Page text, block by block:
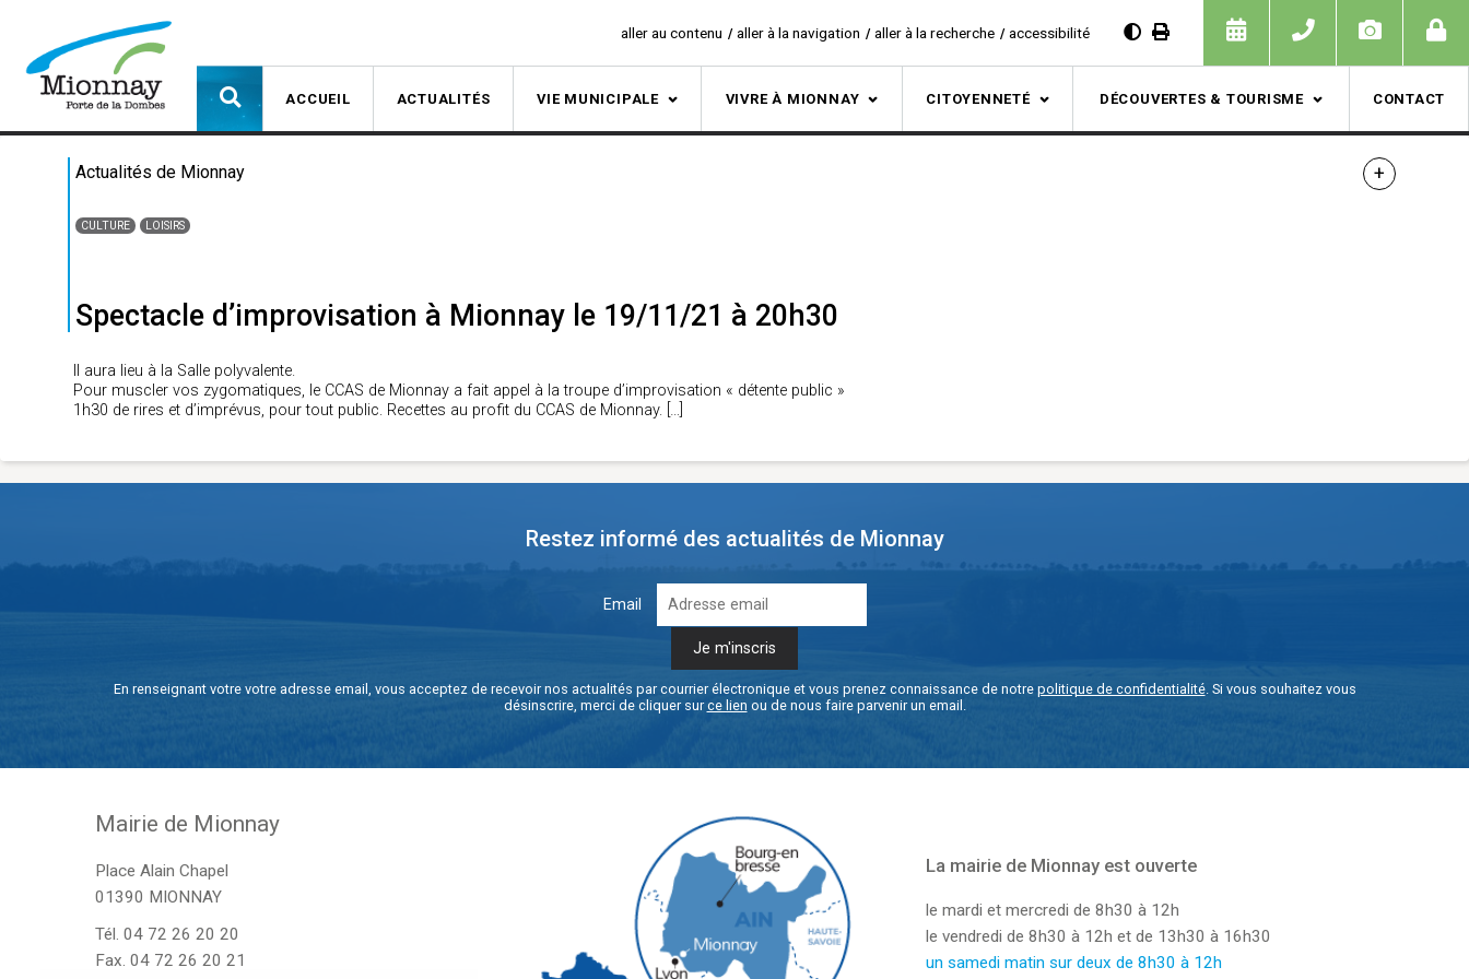
aller au contenu aller à la navigation aller à la recherche accessibilité
ACCUEIL ACTUALITÉS VIE MUNICIPALE VIVRE À MIONNAY CITOYENNETÉ DÉCOUVERTES & TOURISME CONTACT
Actualités de Mionnay
CULTURE LOISIRS
Spectacle d’improvisation à Mionnay le 19/11/21 à 20h30
Il aura lieu à la Salle polyvalente.
Pour muscler vos zygomatiques, le CCAS de Mionnay a fait appel à la troupe d’improvisation « détente public »
1h30 de rires et d’imprévus, pour tout public. Recettes au profit du CCAS de Mionnay. […]
Restez informé des actualités de Mionnay
Email
En renseignant votre votre adresse email, vous acceptez de recevoir nos actualités par courrier électronique et vous prenez connaissance de notre politique de confidentialité. Si vous souhaitez vous
désinscrire, merci de cliquer surce lien ou de nous faire parvenir un email.
Mairie de Mionnay
Place Alain Chapel
01390 MIONNAY
Tél.04 72 26 20 20
Fax. 04 72 26 20 21
La mairie de Mionnay est ouverte
le mardi et mercredi de 8h30 à 12h
le vendredi de 8h30 à 12h et de 13h30 à 16h30
un samedi matin sur deux de 8h30 à 12h